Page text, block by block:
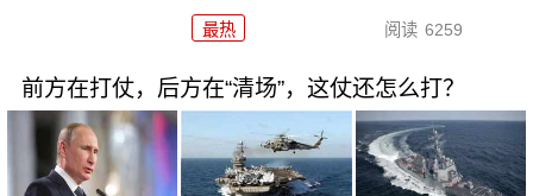
最热 阅读 6259
前方在打仗，后方在“清场”，这仗还怎么打？